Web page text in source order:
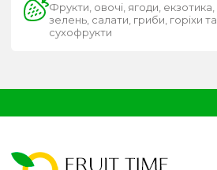
Фрукти, овочі, ягоди, екзотика,
зелень, салати, гриби, горіхи та
сухофрукти